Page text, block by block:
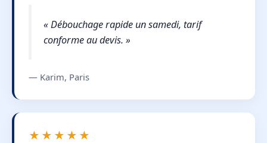
« Débouchage rapide un samedi, tarif
conforme au devis. »
— Karim, Paris
★★★★★